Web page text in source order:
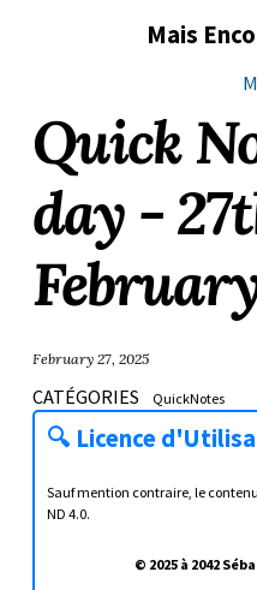
principale
page
Mais
Quick
day -
February 27, 2025
CATÉGORIES QuickNotes
🔍 Licence
Sauf mention contraire, le
ND 4.0.
© 2025 à 2042